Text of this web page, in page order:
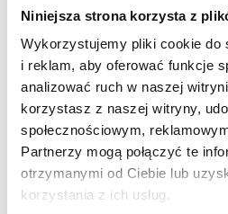
Niniejsza strona korzysta z
Wykorzystujemy pliki cookie do
i reklam, aby oferować funkcje
analizować ruch w naszej
korzystasz z naszej witryny,
społecznościowym,
Partnerzy mogą połączyć te
otrzymanymi od Ciebie lub
korzystania z ich usług.
Usługi
dodatkowe
Dostęp do Strefy
SPA w cenie
noclegu - 3 sauny
i jacuzzi